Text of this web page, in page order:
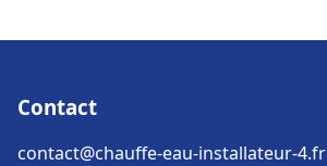
Contact
contact@chauffe-eau-installateur-4.fr